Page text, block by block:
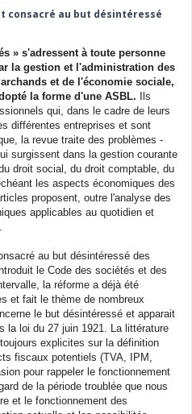
consacré au but désintéressé
» s'adressent à toute personne
la gestion et l'administration des
et de l'économie sociale,
la forme d'une ASBL. Ils
qui, dans le cadre de leurs
différentes entreprises et sont
la revue traite des problèmes -
surgissent dans la gestion courante
droit social, du droit comptable, du
les aspects économiques des
proposent, outre l'analyse des
applicables au quotidien et
au but désintéressé des
le Code des sociétés et des
la réforme a déjà été
et fait le thème de nombreux
le but désintéressé et apparait
la loi du 27 juin 1921. La littérature
explicites sur la définition
fiscaux potentiels (TVA, IPM,
pour rappeler le fonctionnement
de la période troublée que nous
et le fonctionnement des